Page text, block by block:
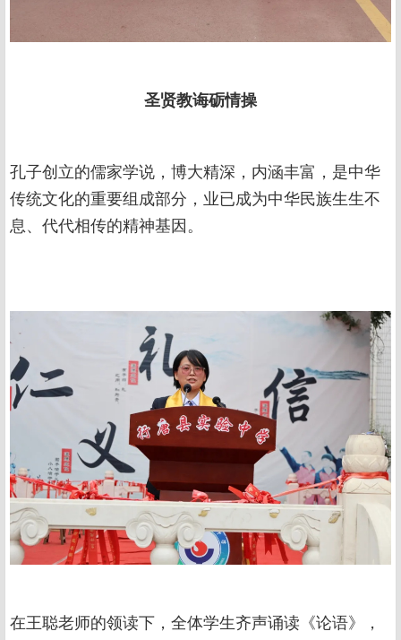
圣贤教诲砺情操
孔子创立的儒家学说，博大精深，内涵丰富，是中华
传统文化的重要组成部分，业已成为中华民族生生不
息、代代相传的精神基因。
在王聪老师的领读下，全体学生齐声诵读《论语》，